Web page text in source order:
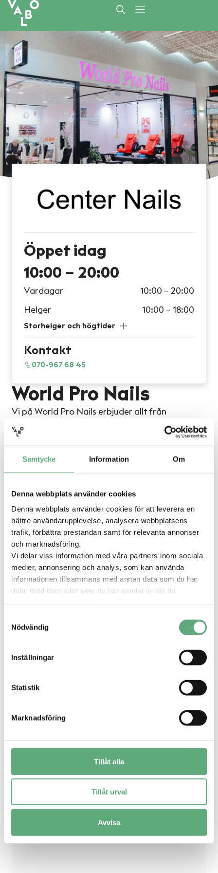
Samtycke Information Om
Denna webbplats använder cookies
Denna webbplats använder cookies för att leverera en
bättre användarupplevelse, analysera webbplatsens
trafik, förbättra prestandan samt för relevanta annonser
och marknadsföring.
Vi delar viss information med våra partners inom sociala
medier, annonsering och analys, som kan använda
informationen tillsammans med annan data som du har
delat med dem eller som de har samlat in när du
Nödvändig
Inställningar
Statistik
Marknadsföring
Tillåt alla
Tillåt urval
Avvisa
World Pro Nails
Vi på World Pro Nails erbjuder allt från
nagelförlängningar, manikyr, pedikyr,
fransförlängningar mm.
Öppet idag
10:00 – 20:00
Vardagar 10:00 – 20:00
Helger 10:00 – 18:00
Storhelger och högtider
Kontakt
070-967 68 45
Just nu finns det inga aktuella kampanjer
Hitta till World Pro
Nails